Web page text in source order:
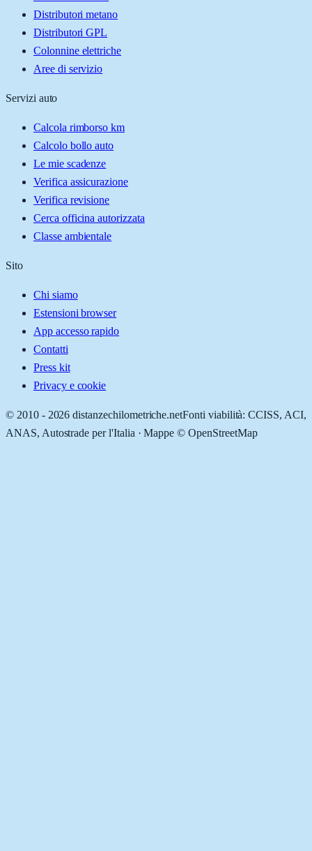
Distributori metano
Distributori GPL
Colonnine elettriche
Aree di servizio
Servizi auto
Calcola rimborso km
Calcolo bollo auto
Le mie scadenze
Verifica assicurazione
Verifica revisione
Cerca officina autorizzata
Classe ambientale
Sito
Chi siamo
Estensioni browser
App accesso rapido
Contatti
Press kit
Privacy e cookie
© 2010 - 2026 distanzechilometriche.netFonti viabilità: CCISS, ACI,
ANAS, Autostrade per l'Italia · Mappe © OpenStreetMap